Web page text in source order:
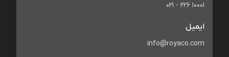
021 - 226 10001
ایمیل
info@royaco.com